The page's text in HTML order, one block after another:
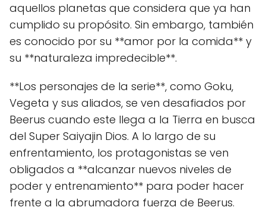
aquellos planetas que considera que ya han
cumplido su propósito. Sin embargo, también
es conocido por su **amor por la comida** y
su **naturaleza impredecible**.
**Los personajes de la serie**, como Goku,
Vegeta y sus aliados, se ven desafiados por
Beerus cuando este llega a la Tierra en busca
del Super Saiyajin Dios. A lo largo de su
enfrentamiento, los protagonistas se ven
obligados a **alcanzar nuevos niveles de
poder y entrenamiento** para poder hacer
frente a la abrumadora fuerza de Beerus.